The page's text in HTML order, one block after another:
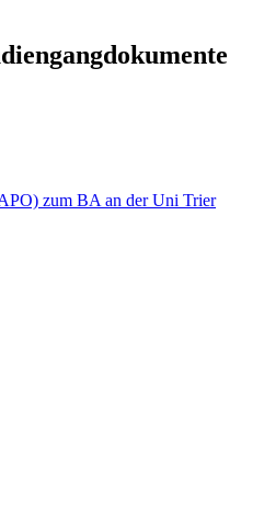
zum BA an der Uni Trier